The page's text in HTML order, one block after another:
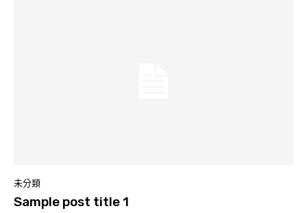
未分類
Sample post title 1